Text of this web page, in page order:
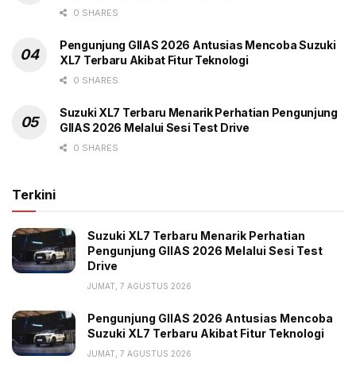
0 SHARES
Pengunjung GIIAS 2026 Antusias Mencoba Suzuki
XL7 Terbaru Akibat Fitur Teknologi
0 SHARES
Suzuki XL7 Terbaru Menarik Perhatian Pengunjung
GIIAS 2026 Melalui Sesi Test Drive
0 SHARES
Terkini
Suzuki XL7 Terbaru Menarik Perhatian
Pengunjung GIIAS 2026 Melalui Sesi Test
Drive
JUMAT, 7 AGUSTUS 2026
Pengunjung GIIAS 2026 Antusias Mencoba
Suzuki XL7 Terbaru Akibat Fitur Teknologi
JUMAT, 7 AGUSTUS 2026